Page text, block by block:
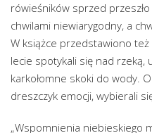
rówieśników sprzed
chwilami niewiarygodny, a
W książce przedstawiono
lecie spotykali się nad rzeką,
karkołomne skoki do wody.
dreszczyk emocji, wybierali
„Wspomnienia niebieskiego